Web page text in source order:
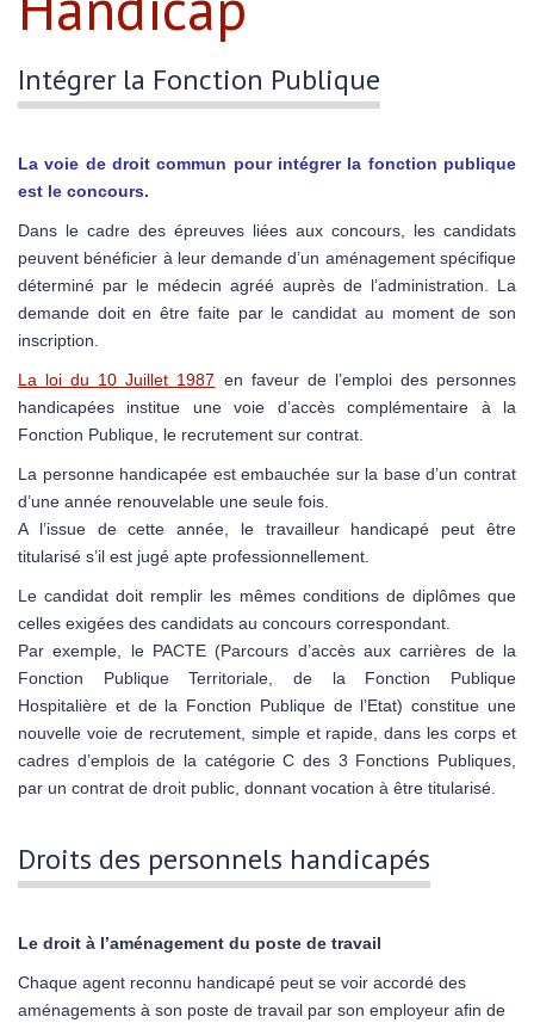
Intégrer la Fonction Publique
La voie de droit commun pour intégrer la fonction publique
est le concours.
Dans le cadre des épreuves liées aux concours, les candidats
peuvent bénéficier à leur demande d’un aménagement spécifique
déterminé par le médecin agréé auprès de l’administration. La
demande doit en être faite par le candidat au moment de son
inscription.
La loi du 10 Juillet 1987 en faveur de l’emploi des personnes
handicapées institue une voie d’accès complémentaire à la
Fonction Publique, le recrutement sur contrat.
La personne handicapée est embauchée sur la base d’un contrat
d’une année renouvelable une seule fois.
A l’issue de cette année, le travailleur handicapé peut être
titularisé s’il est jugé apte professionnellement.
Le candidat doit remplir les mêmes conditions de diplômes que
celles exigées des candidats au concours correspondant.
Par exemple, le PACTE (Parcours d’accès aux carrières de la
Fonction Publique Territoriale, de la Fonction Publique
Hospitalière et de la Fonction Publique de l’Etat) constitue une
nouvelle voie de recrutement, simple et rapide, dans les corps et
cadres d’emplois de la catégorie C des 3 Fonctions Publiques,
par un contrat de droit public, donnant vocation à être titularisé.
Droits des personnels handicapés
Le droit à l’aménagement du poste de travail
Chaque agent reconnu handicapé peut se voir accordé des
aménagements à son poste de travail par son employeur afin de